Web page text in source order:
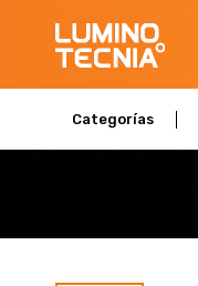
Categorías